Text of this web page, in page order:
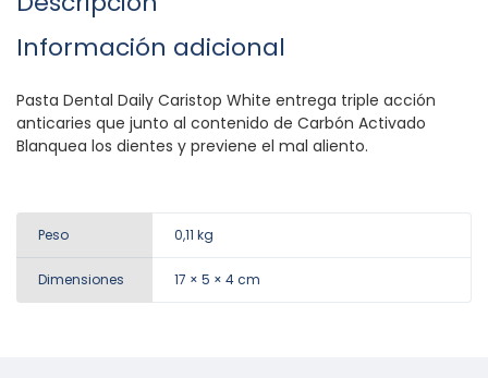
Información adicional
Pasta Dental Daily Caristop White entrega triple acción
anticaries que junto al contenido de Carbón Activado
Blanquea los dientes y previene el mal aliento.
Peso 0,11 kg
Dimensiones 17 × 5 × 4 cm